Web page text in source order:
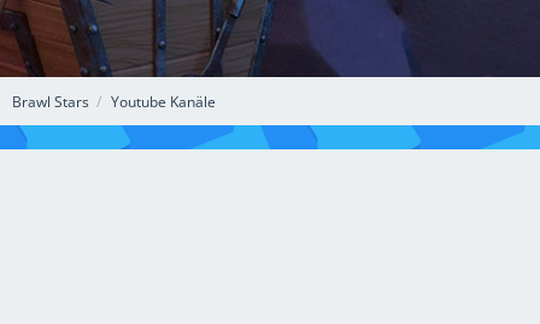
Brawl Stars Youtube Kanäle